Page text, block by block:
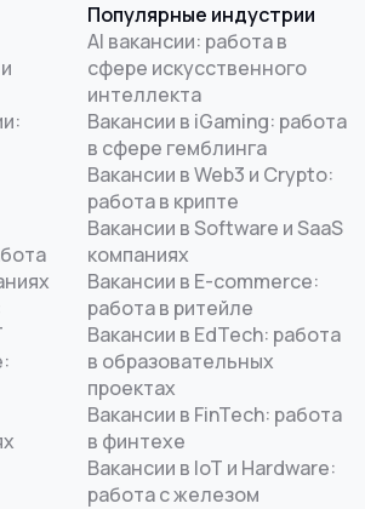
Популярные индустрии
AI вакансии: работа в
сфере искусственного
интеллекта
Вакансии в iGaming: работа
в сфере гемблинга
Вакансии в Web3 и Crypto:
работа в крипте
Вакансии в Software и SaaS
компаниях
Вакансии в E-commerce:
работа в ритейле
Вакансии в EdTech: работа
в образовательных
проектах
Вакансии в FinTech: работа
в финтехе
Вакансии в IoT и Hardware:
работа с железом